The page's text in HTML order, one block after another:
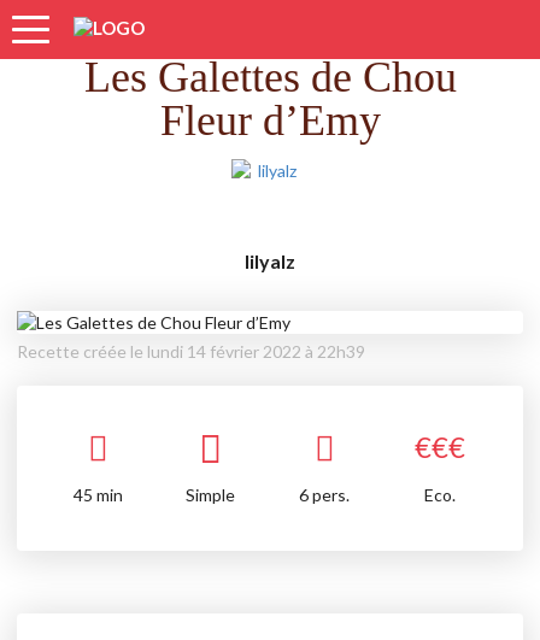
Accueil Recettes
Les Galettes de Chou
Fleur d’Emy
lilyalz
Recette créée le lundi 14 février 2022 à 22h39
€€€
45 min Simple 6 pers. Eco.